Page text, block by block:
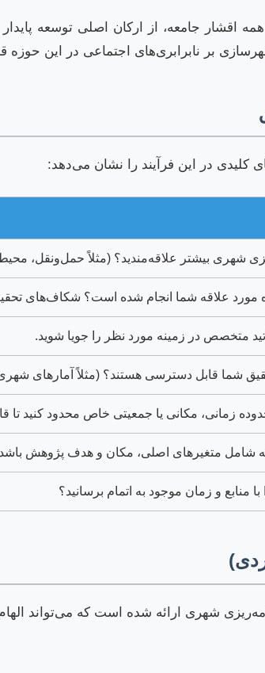
جامعه، از ارکان اصلی توسعه
بر نابرابری‌های اجتماعی در این حوزه
کلیدی در این فرآیند را نشان می‌دهد:
شهری بیشتر علاقه‌مندید؟ (مثلاً
مورد علاقه شما انجام شده است؟ شکاف‌های
متخصص در زمینه مورد نظر را جویا شوید.
تحقیق شما قابل دسترسی هستند؟ (مثلاً آمارهای
زمانی، مکانی یا جمعیتی خاص محدود کنید تا
شامل متغیرهای اصلی، مکان و هدف پژوهش
با منابع و زمان موجود به اتمام برسانید؟
شهری ارائه شده است که می‌تواند